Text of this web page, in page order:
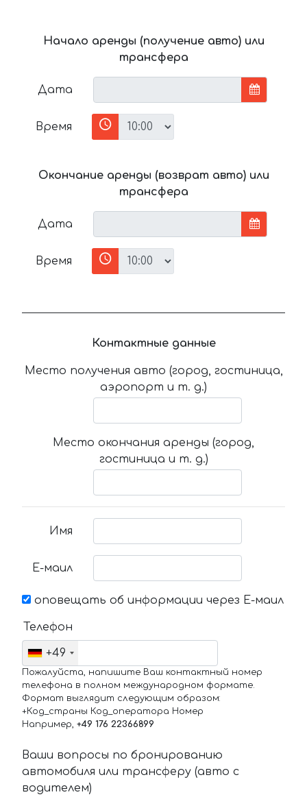
Начало аренды (получение авто) или
трансфера
Дата
Время
Окончание аренды (возврат авто) или
трансфера
Дата
Время
Контактные данные
Место получения авто (город, гостиница,
аэропорт и т. д.)
Место окончания аренды (город,
гостиница и т. д.)
Имя
Е-маил
оповещать об информации через Е-маил
Телефон
+49
Пожалуйста, напишите Ваш контактный номер
телефона в полном международном формате.
Формат выглядит следующим образом:
+Код_страны Код_оператора Номер
Например, +49 176 22366899
Ваши вопросы по бронированию
автомобиля или трансферу (авто с
водителем)